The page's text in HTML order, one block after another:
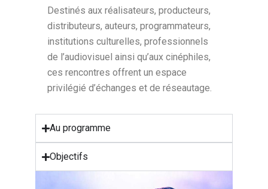
Destinés aux réalisateurs, producteurs,
distributeurs, auteurs, programmateurs,
institutions culturelles, professionnels
de l’audiovisuel ainsi qu’aux cinéphiles,
ces rencontres offrent un espace
privilégié d’échanges et de réseautage.
Au programme
Objectifs